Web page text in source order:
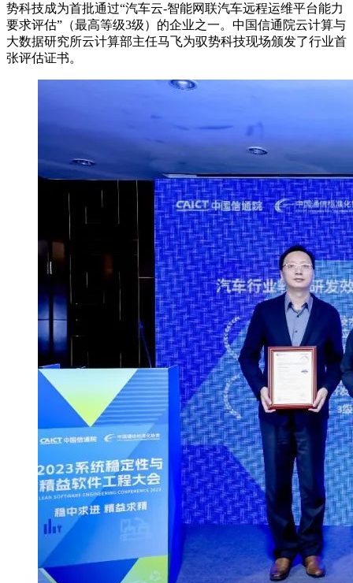
势科技成为首批通过“汽车云-智能网联汽车远程运维平台能力
要求评估”（最高等级3级）的企业之一。中国信通院云计算与
大数据研究所云计算部主任马飞为驭势科技现场颁发了行业首
张评估证书。